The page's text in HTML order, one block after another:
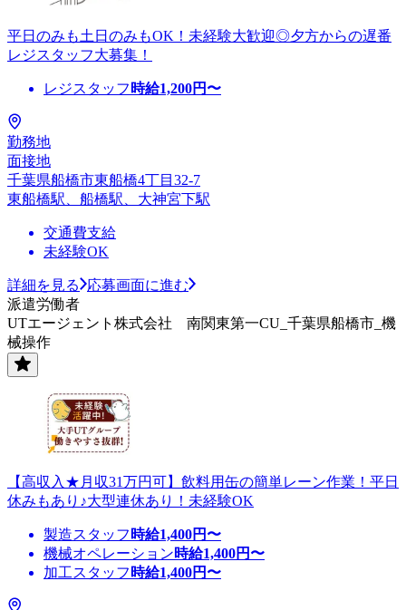
平日のみも土日のみもOK！未経験大歓迎◎夕方からの遅番
レジスタッフ大募集！
レジスタッフ 時給1,200円〜
勤務地
面接地
千葉県船橋市東船橋4丁目32-7
東船橋駅、船橋駅、大神宮下駅
交通費支給
未経験OK
詳細を見る
応募画面に進む
派遣労働者
UTエージェント株式会社 南関東第一CU_千葉県船橋市_機
械操作
【高収入★月収31万円可】飲料用缶の簡単レーン作業！平日
休みもあり♪大型連休あり！未経験OK
製造スタッフ 時給1,400円〜
機械オペレーション時給1,400円〜
加工スタッフ 時給1,400円〜